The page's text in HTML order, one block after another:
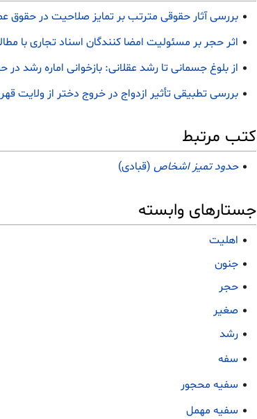
بررسی آثار حقوقی مترتب بر تمایز صلاحیت در
اثر حجر بر مسئولیت امضا کنندگان اسناد تجاری با
از بلوغ جسمانی تا رشد عقلانی: بازخوانی اماره رشد
بررسی تطبیقی تأثیر ازدواج در خروج دختر از ولایت
کتب مرتبط
حدود تمیز اشخاص(قبادی)
جستارهای وابسته
اهلیت
جنون
حجر
صغیر
رشد
سفه
سفیه محجور
سفیه مهمل